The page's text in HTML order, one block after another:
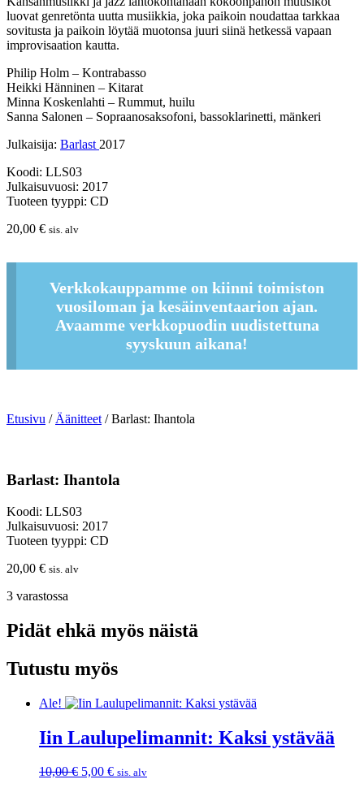
luovat genretönta uutta musiikkia, joka paikoin noudattaa tarkkaa
sovitusta ja paikoin löytää muotonsa juuri siinä hetkessä vapaan
improvisaation kautta.
Philip Holm – Kontrabasso
Heikki Hänninen – Kitarat
Minna Koskenlahti – Rummut, huilu
Sanna Salonen – Sopraanosaksofoni, bassoklarinetti, mänkeri
Julkaisija: Barlast 2017
Koodi: LLS03
Julkaisuvuosi: 2017
Tuoteen tyyppi: CD
20,00 € sis. alv
Verkkokauppamme on kiinni toimiston
vuosiloman ja kesäinventaarion ajan.
Avaamme verkkopuodin uudistettuna
syyskuun aikana!
Etusivu /Äänitteet/ Barlast: Ihantola
Barlast: Ihantola
Koodi: LLS03
Julkaisuvuosi: 2017
Tuoteen tyyppi: CD
20,00 € sis. alv
3 varastossa
Pidät ehkä myös näistä
Tutustu myös
Ale!
Iin Laulupelimannit: Kaksi ystävää
10,00€ Alkuperäinen
5,00 €Nykyinen
sis. alv